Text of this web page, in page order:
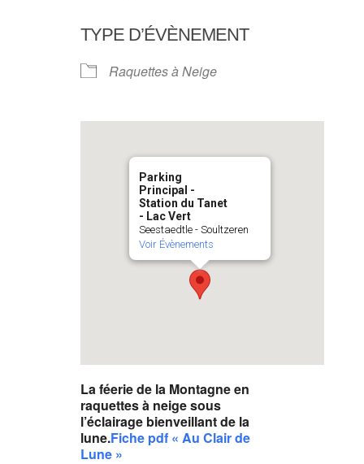
TYPE D’ÉVÈNEMENT
Raquettes à Neige
Parking
Principal -
Station du Tanet
- Lac Vert
Seestaedtle - Soultzeren
Voir Évènements
La féerie de la Montagne en
raquettes à neige sous
l’éclairage bienveillant de la
lune.Fiche pdf « Au Clair de
Lune »